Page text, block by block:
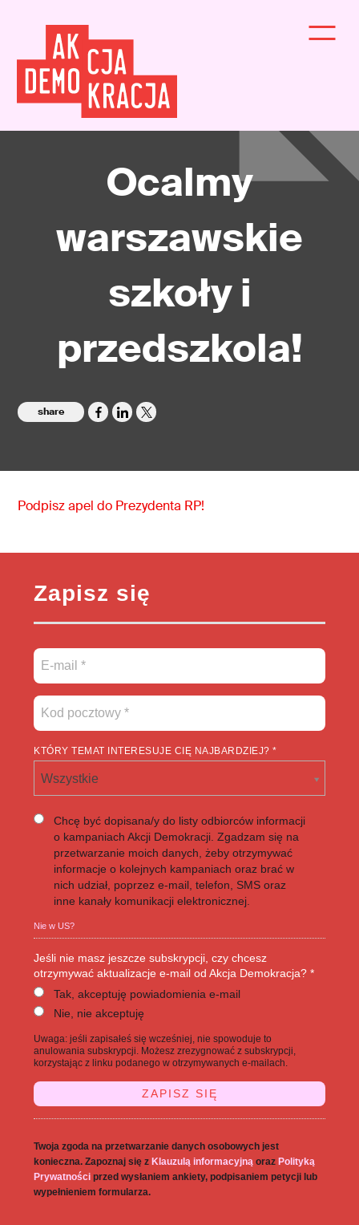
Ocalmy
warszawskie
szkoły i
przedszkola!
share
Podpisz apel do Prezydenta RP!
Zapisz się
KTÓRY TEMAT INTERESUJE CIĘ NAJBARDZIEJ? *
Wszystkie
Chcę być dopisana/y do listy odbiorców informacji
o kampaniach Akcji Demokracji. Zgadzam się na
przetwarzanie moich danych, żeby otrzymywać
informacje o kolejnych kampaniach oraz brać w
nich udział, poprzez e-mail, telefon, SMS oraz
inne kanały komunikacji elektronicznej.
Nie wUS?
Jeśli nie masz jeszcze subskrypcji, czy chcesz
otrzymywać aktualizacje e-mail od Akcja Demokracja? *
Tak, akceptuję powiadomienia e-mail
Nie, nie akceptuję
Uwaga: jeśli zapisałeś się wcześniej, nie spowoduje to
anulowania subskrypcji. Możesz zrezygnować z subskrypcji,
korzystając z linku podanego w otrzymywanych e-mailach.
Twoja zgoda na przetwarzanie danych osobowych jest
konieczna. Zapoznaj się z Klauzulą informacyjną oraz Polityką
Prywatności przed wysłaniem ankiety, podpisaniem petycji lub
wypełnieniem formularza.